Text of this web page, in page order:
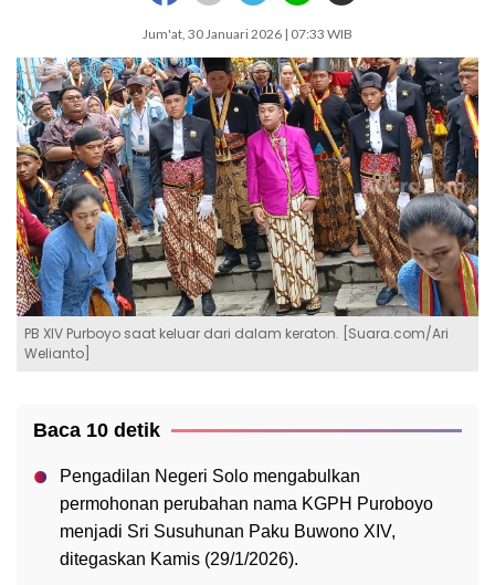
Jum'at, 30 Januari 2026 | 07:33 WIB
PB XIV Purboyo saat keluar dari dalam keraton. [Suara.com/Ari
Welianto]
Baca 10 detik
Pengadilan Negeri Solo mengabulkan
permohonan perubahan nama KGPH Puroboyo
menjadi Sri Susuhunan Paku Buwono XIV,
ditegaskan Kamis (29/1/2026).